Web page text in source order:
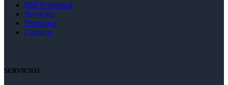
DSI Seguridad
Servicios
Productos
Contacto
SERVICIOS